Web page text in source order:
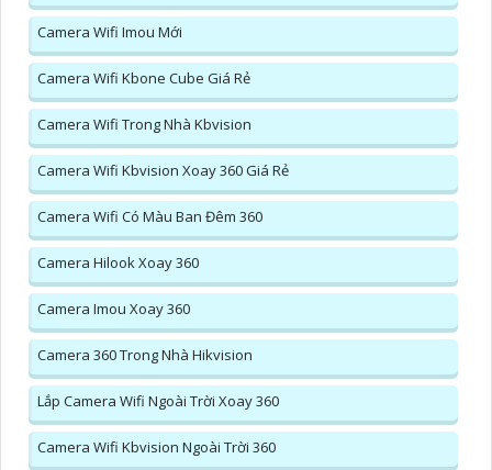
Camera Wifi Imou Mới
Camera Wifi Kbone Cube Giá Rẻ
Camera Wifi Trong Nhà Kbvision
Camera Wifi Kbvision Xoay 360 Giá Rẻ
Camera Wifi Có Màu Ban Đêm 360
Camera Hilook Xoay 360
Camera Imou Xoay 360
Camera 360 Trong Nhà Hikvision
Lắp Camera Wifi Ngoài Trời Xoay 360
Camera Wifi Kbvision Ngoài Trời 360